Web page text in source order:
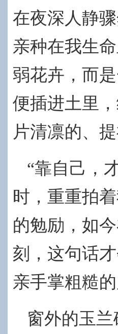
在夜深人静
亲种在我生
弱花卉，而
便插进土里
片清凛的、
“靠自己，
时，重重拍
的勉励，如
刻，这句话
亲手掌粗糙
窗外的玉